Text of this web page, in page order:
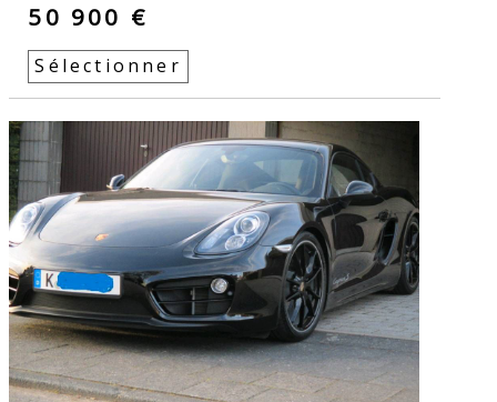
50 900 €
Sélectionner